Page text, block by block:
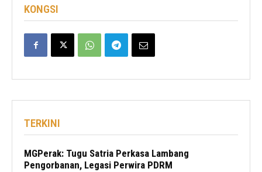
KONGSI
TERKINI
MGPerak: Tugu Satria Perkasa Lambang
Pengorbanan, Legasi Perwira PDRM